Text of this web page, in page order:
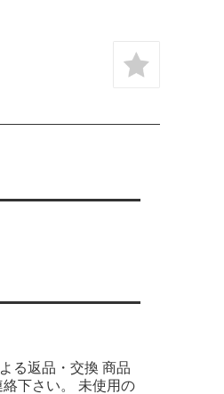
る返品・交換 商品
下さい。 未使用の